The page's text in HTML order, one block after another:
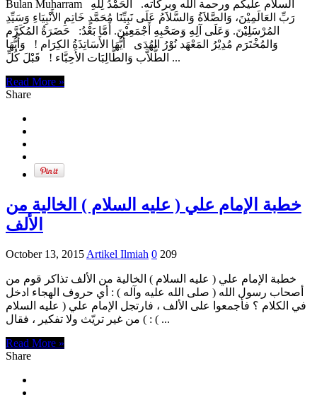
Bulan Muharram السلام عليكم ورحمة الله وبركاته. الحَمْدُ لِلَّهِ
رَبِّ العَالَمِيْنَ، وَالصَّلاَةُ وَالسَّلاَمُ عَلَى نَبِيِّنَا مُحَمَّدٍ خَاتِمِ الأَنْبِيَاءِ وَسَيِّدِ
المُرْسَلِيْنَ. وَعَلَى آلِهِ وَصَحْبِهِ أَجْمَعِيْنَ. أَمَّا بَعْدُ: حَضَرَةُ المُكَرَّم
وَالمُخْتَرَم مُدِيْرُ المَعْهَد نُوْرُ الهُدَى أَيُّهَا الأَسَاتِذَةُ الكِرَام ! وَأَيُّهَا
الطُّلاَّب وَالطَّالِبَات الأَحِبَّاء ! قَبْلَ كُلِّ ...
Read More »
Share
خطبة الإمام علي ( عليه السلام ) الخالية من
الألف
October 13, 2015Artikel Ilmiah 0 209
خطبة الإمام علي ( عليه السلام ) الخالية من الألف تذاكر قوم من
أصحاب رسول الله ( صلى الله عليه وآله ) : أي حروف الهجاء ادخل
في الكلام ؟ فأجمعوا على الألف ، فارتجل الإمام علي ( عليه السلام
) من غير تريّث ولا تفكير ، فقال : ( ...
Read More »
Share